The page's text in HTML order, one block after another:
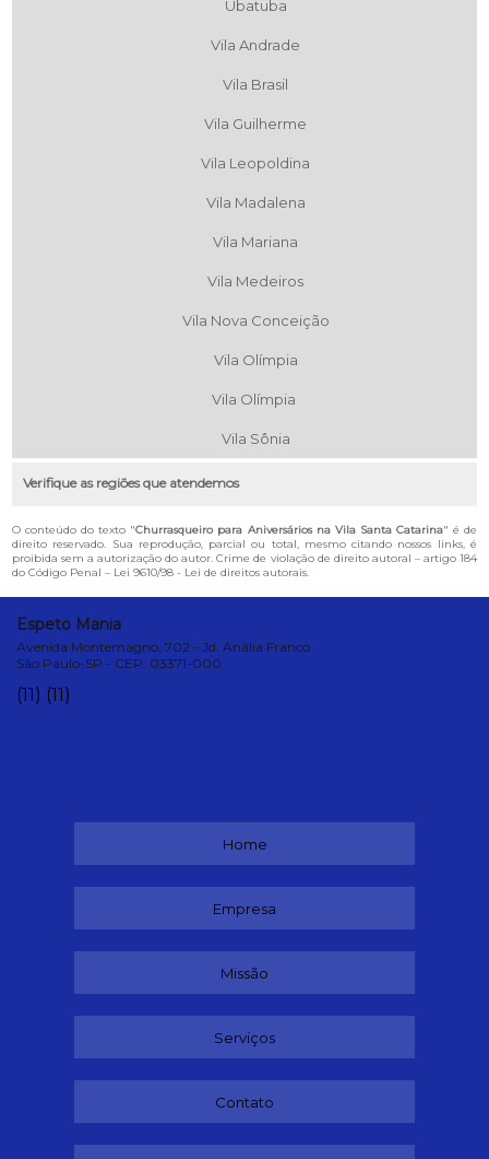
Ubatuba
Vila Andrade
Vila Brasil
Vila Guilherme
Vila Leopoldina
Vila Madalena
Vila Mariana
Vila Medeiros
Vila Nova Conceição
Vila Olímpia
Vila Olímpia
Vila Sônia
Verifique as regiões que atendemos
O conteúdo do texto "Churrasqueiro para Aniversários na Vila Santa Catarina" é de
direito reservado. Sua reprodução, parcial ou total, mesmo citando nossos links, é
proibida sem a autorização do autor. Crime de violação de direito autoral – artigo 184
do Código Penal – Lei 9610/98 - Lei de direitos autorais.
Espeto Mania
Avenida Montemagno, 702 - Jd. Anália Franco
São Paulo-SP - CEP: 03371-000
(11) (11)
Home
Empresa
Missão
Serviços
Contato